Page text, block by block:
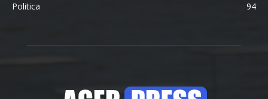
Politica
94